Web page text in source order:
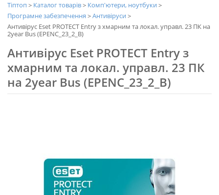
Тіптоп Каталог товарів
Комп'ютери, ноутбуки
Програмне забезпечення
Антивіруси
Антивірус Eset PROTECT Entry з хмарним та локал. управл. 23 ПК на
2year Bus (EPENC_23_2_B)
Антивірус Eset PROTECT Entry з
хмарним та локал. управл. 23 ПК
на 2year Bus (EPENC_23_2_B)